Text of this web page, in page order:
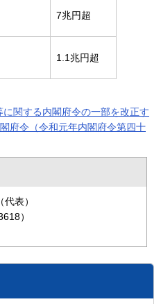
7兆円超
1.1兆円超
関する内閣府令の一部を改正す
府令 （令和元年内閣府令第四十
表）
）